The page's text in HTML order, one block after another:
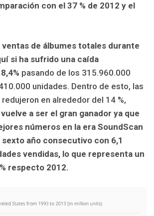
con el 37 % de 2012 y el
ventas de álbumes totales durante
si ha sufrido una caída
pasando de los 315.960.000
unidades. Dentro de esto, las
en alrededor del 14 %,
a ser el gran ganador ya que
números en la era SoundScan
año consecutivo con 6,1
vendidas, lo que representa un
respecto 2012.